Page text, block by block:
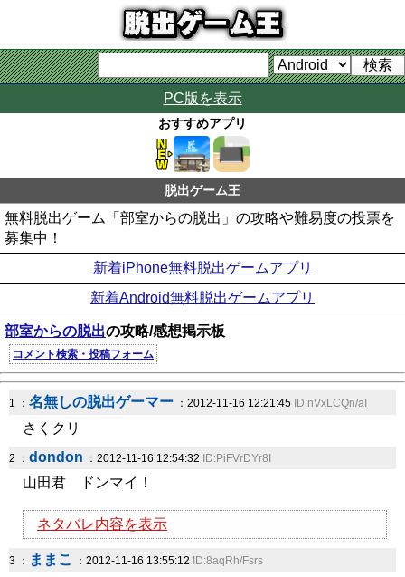
PC版を表示
おすすめアプリ
脱出ゲーム王
無料脱出ゲーム「部室からの脱出」の攻略や難易度の投票を
募集中！
新着iPhone無料脱出ゲームアプリ
新着Android無料脱出ゲームアプリ
部室からの脱出の攻略/感想掲示板
コメント検索・投稿フォーム
1 ： 名無しの脱出ゲーマー ：2012-11-16 12:21:45 ID:nVxLCQn/aI
さくクリ
2 ： dondon ：2012-11-16 12:54:32 ID:PiFVrDYr8I
山田君 ドンマイ！
ネタバレ内容を表示
3 ： ままこ ：2012-11-16 13:55:12 ID:8aqRh/Fsrs